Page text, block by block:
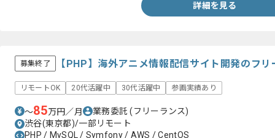
詳細を見る
募集終了 【PHP】海外アニメ情報配信サイト開発のフ
リモートOK 20代活躍中 30代活躍中 参画実績あり
〜85万円／月 業務委託(フリーランス)
渋谷(東京都)/一部リモート
PHP / MySQL / Symfony / AWS / CentOS